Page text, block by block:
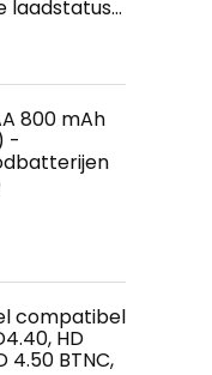
laadstatus…
800 mAh
-
compatibel
HD
4.50 BTNC,